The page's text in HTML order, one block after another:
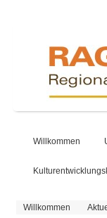
Willkommen
Sie sind
Willkommen